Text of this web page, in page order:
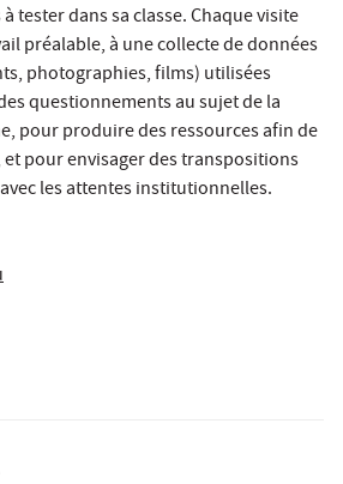
tester dans sa classe. Chaque visite
préalable, à une collecte de données
photographies, films) utilisées
questionnements au sujet de la
pour produire des ressources afin de
pour envisager des transpositions
les attentes institutionnelles.